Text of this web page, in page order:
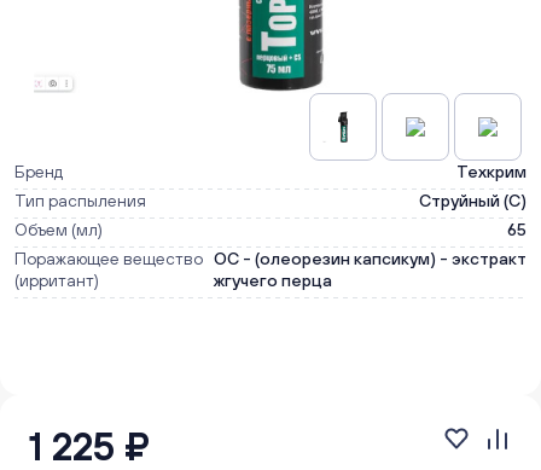
Бренд
Техкрим
Тип распыления
Струйный (С)
Объем (мл)
65
Поражающее вещество
(ирритант)
OC - (олеорезин капсикум) - экстракт
жгучего перца
1 225 ₽